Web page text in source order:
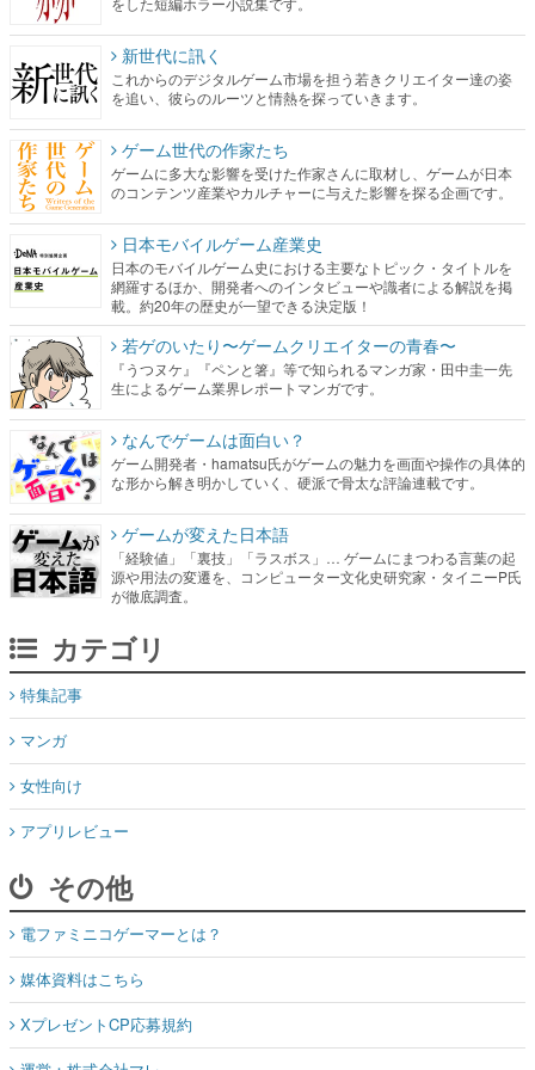
新世代に訊く
これからのデジタルゲーム市場を担う若きクリエイター達の姿
を追い、彼らのルーツと情熱を探っていきます。
ゲーム世代の作家たち
ゲームに多大な影響を受けた作家さんに取材し、ゲームが日本
のコンテンツ産業やカルチャーに与えた影響を探る企画です。
日本モバイルゲーム産業史
日本のモバイルゲーム史における主要なトピック・タイトルを
網羅するほか、開発者へのインタビューや識者による解説を掲
載。約20年の歴史が一望できる決定版！
若ゲのいたり〜ゲームクリエイターの青春〜
『うつヌケ』『ペンと箸』等で知られるマンガ家・田中圭一先
生によるゲーム業界レポートマンガです。
なんでゲームは面白い？
ゲーム開発者・hamatsu氏がゲームの魅力を画面や操作の具体的
な形から解き明かしていく、硬派で骨太な評論連載です。
ゲームが変えた日本語
「経験値」「裏技」「ラスボス」… ゲームにまつわる言葉の起
源や用法の変遷を、コンピューター文化史研究家・タイニーP氏
が徹底調査。
カテゴリ
特集記事
マンガ
女性向け
アプリレビュー
その他
電ファミニコゲーマーとは？
媒体資料はこちら
XプレゼントCP応募規約